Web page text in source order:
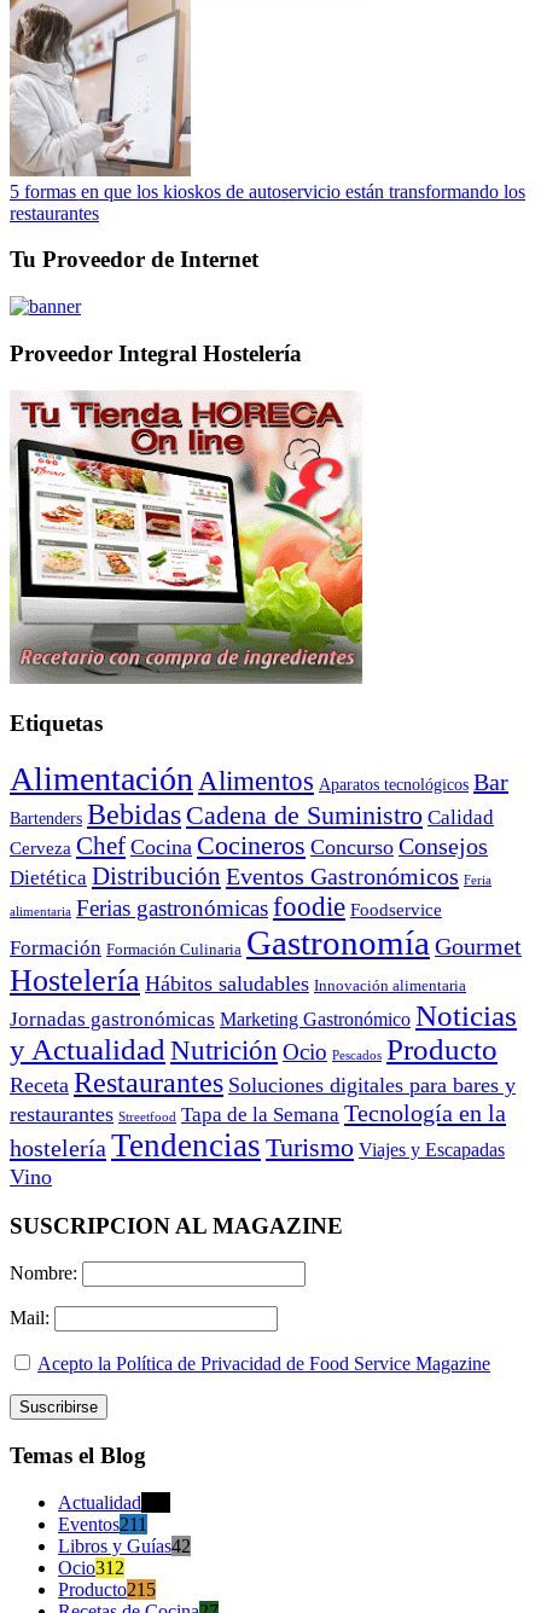
5 formas en que los kioskos de autoservicio están transformando los
restaurantes
Tu Proveedor de Internet
Proveedor Integral Hostelería
Etiquetas
Alimentación Alimentos Aparatos tecnológicos Bar
Bartenders Bebidas Cadena de Suministro Calidad
Cerveza Chef Cocina Cocineros Concurso Consejos
Dietética Distribución Eventos Gastronómicos Feria
alimentaria Ferias gastronómicasfoodie Foodservice
Formación Formación Culinaria Gastronomía Gourmet
Hostelería Hábitos saludables Innovación alimentaria
Jornadas gastronómicas Marketing Gastronómico Noticias
y Actualidad Nutrición Ocio Pescados Producto
Receta Restaurantes Soluciones digitales para bares y
restaurantes Streetfood Tapa de la Semana Tecnología en la
hostelería Tendencias Turismo Viajes y Escapadas
Vino
SUSCRIPCION AL MAGAZINE
Nombre:
Mail:
Acepto la Política de Privacidad de Food Service Magazine
Temas el Blog
Actualidad
Eventos211
Libros y Guías42
Ocio312
Producto215